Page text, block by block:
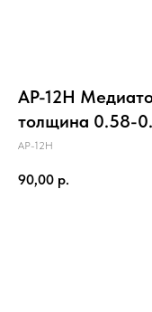
AP-12H
толщина 0.58-
AP-12H
90,00 р.